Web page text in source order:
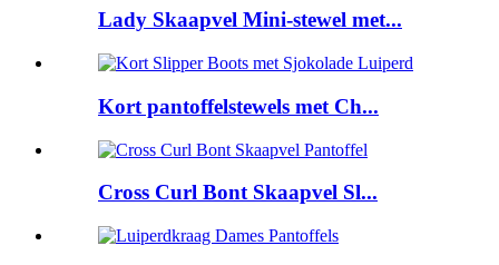
Lady Skaapvel Mini-stewel met...
Kort pantoffelstewels met Ch...
Cross Curl Bont Skaapvel Sl...